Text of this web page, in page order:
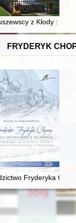
czyli rewolucja na
z Kłody : z
FRYDERYK
Fryderyka